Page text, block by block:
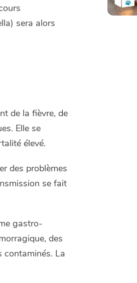
sera alors
de la fièvre, de
Elle se
élevé.
des problèmes
se fait
gastro-
des
contaminés. La